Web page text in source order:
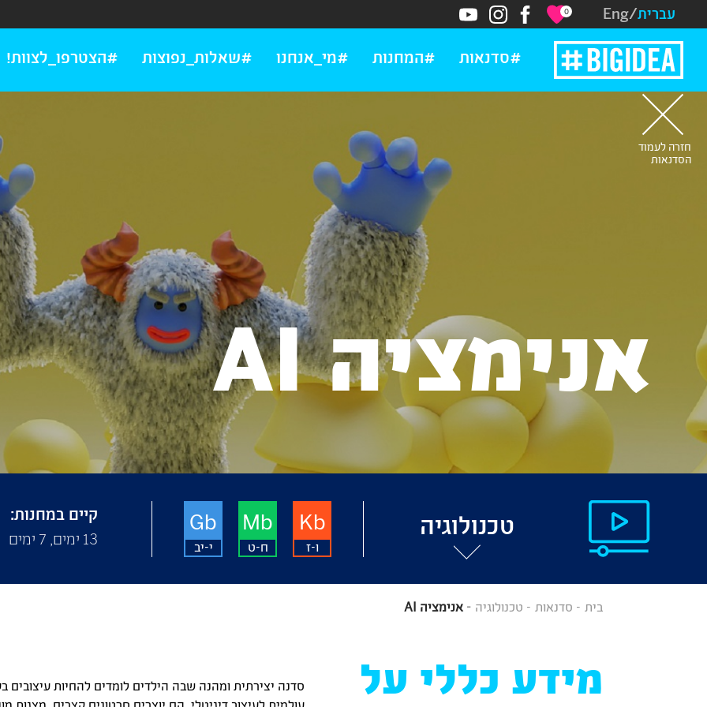
#סדנאות #המחנות #מי_אנחנו #שאלות_נפוצות #הצטרפו_לצוות!
0 עברית/
Eng
חזור
אחורה
חזרה לעמוד
הסדנאות
אנימציה AI
טכנולוגיה Kb
ו-ז
Mb
ח-ט
Gb
י-יב
קיים במחנות:
13 ימים, 7 ימים
בית סדנאות טכנולוגיה אנימציה AI
מידע כללי על